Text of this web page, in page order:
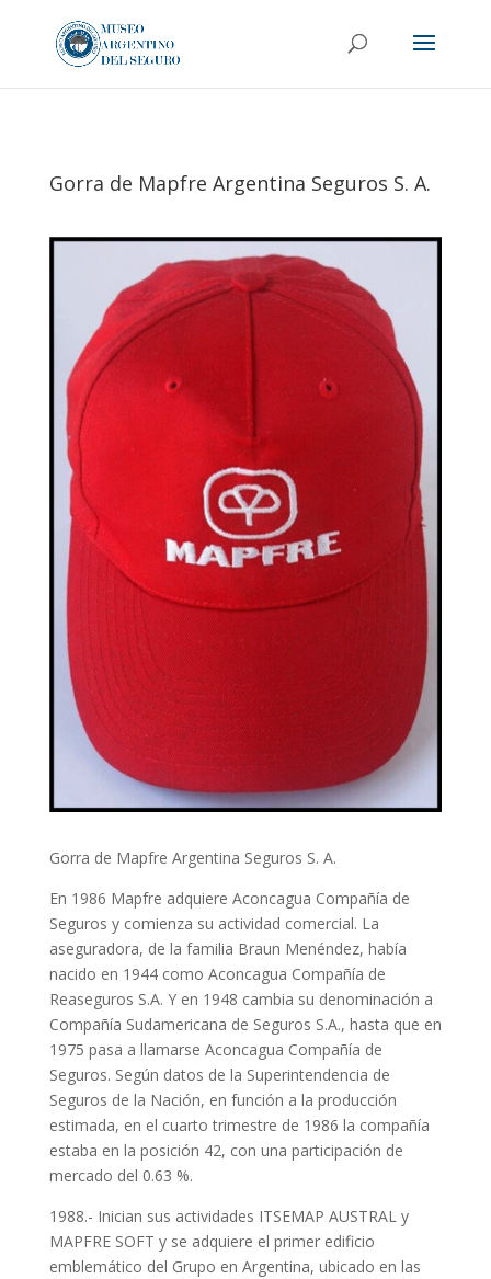
Gorra de Mapfre Argentina Seguros S. A.
Gorra de Mapfre Argentina Seguros S. A.
En 1986 Mapfre adquiere Aconcagua Compañía de
Seguros y comienza su actividad comercial. La
aseguradora, de la familia Braun Menéndez, había
nacido en 1944 como Aconcagua Compañía de
Reaseguros S.A. Y en 1948 cambia su denominación a
Compañía Sudamericana de Seguros S.A., hasta que en
1975 pasa a llamarse Aconcagua Compañía de
Seguros. Según datos de la Superintendencia de
Seguros de la Nación, en función a la producción
estimada, en el cuarto trimestre de 1986 la compañía
estaba en la posición 42, con una participación de
mercado del 0.63 %.
1988.- Inician sus actividades ITSEMAP AUSTRAL y
MAPFRE SOFT y se adquiere el primer edificio
emblemático del Grupo en Argentina, ubicado en las